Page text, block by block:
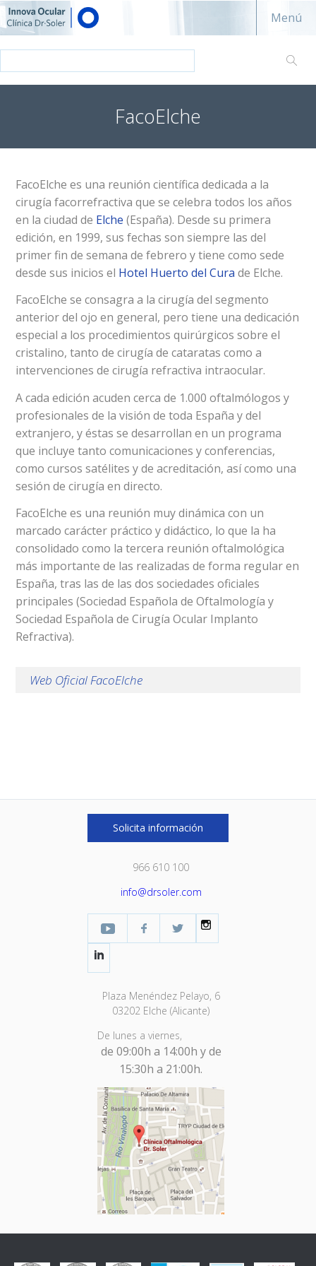
Innova ocular - Clínica Dr. Soler
Menú
FacoElche
FacoElche es una reunión científica dedicada a la
cirugía facorrefractiva que se celebra todos los años
en la ciudad de Elche (España). Desde su primera
edición, en 1999, sus fechas son siempre las del
primer fin de semana de febrero y tiene como sede
desde sus inicios el Hotel Huerto del Cura de Elche.
FacoElche se consagra a la cirugía del segmento
anterior del ojo en general, pero tiene una dedicación
especial a los procedimientos quirúrgicos sobre el
cristalino, tanto de cirugía de cataratas como a
intervenciones de cirugía refractiva intraocular.
A cada edición acuden cerca de 1.000 oftalmólogos y
profesionales de la visión de toda España y del
extranjero, y éstas se desarrollan en un programa
que incluye tanto comunicaciones y conferencias,
como cursos satélites y de acreditación, así como una
sesión de cirugía en directo.
FacoElche es una reunión muy dinámica con un
marcado carácter práctico y didáctico, lo que la ha
consolidado como la tercera reunión oftalmológica
más importante de las realizadas de forma regular en
España, tras las de las dos sociedades oficiales
principales (Sociedad Española de Oftalmología y
Sociedad Española de Cirugía Ocular Implanto
Refractiva).
Web Oficial FacoElche
Solicita información
966 610 100
info@drsoler.com
YouTubeFacebook Profesional
Twitter
Plaza Menéndez Pelayo, 6
03202 Elche (Alicante)
De lunes a viernes,
de 09:00h a 14:00h y de
15:30h a 21:00h.